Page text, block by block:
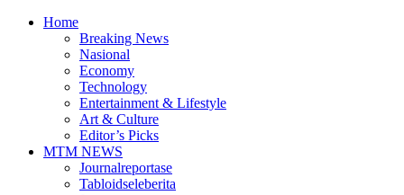
Home
Breaking News
Nasional
Economy
Technology
Entertainment & Lifestyle
Art & Culture
Editor’s Picks
MTM NEWS
Journalreportase
Tabloidseleberita